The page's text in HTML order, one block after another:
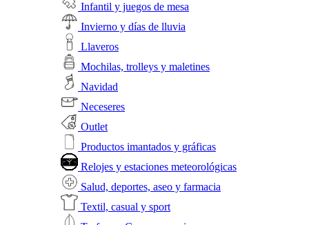
Infantil y juegos de mesa
Invierno y días de lluvia
Llaveros
Mochilas, trolleys y maletines
Navidad
Neceseres
Outlet
Productos imantados y gráficas
Relojes y estaciones meteorológicas
Salud, deportes, aseo y farmacia
Textil, casual y sport